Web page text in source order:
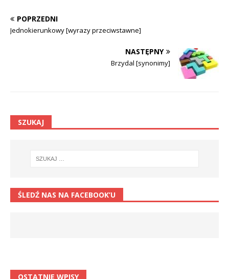
POPRZEDNI
Jednokierunkowy [wyrazy przeciwstawne]
NASTĘPNY
Brzydal [synonimy]
SZUKAJ
ŚLEDŹ NAS NA FACEBOOK’U
OSTATNIE WPISY